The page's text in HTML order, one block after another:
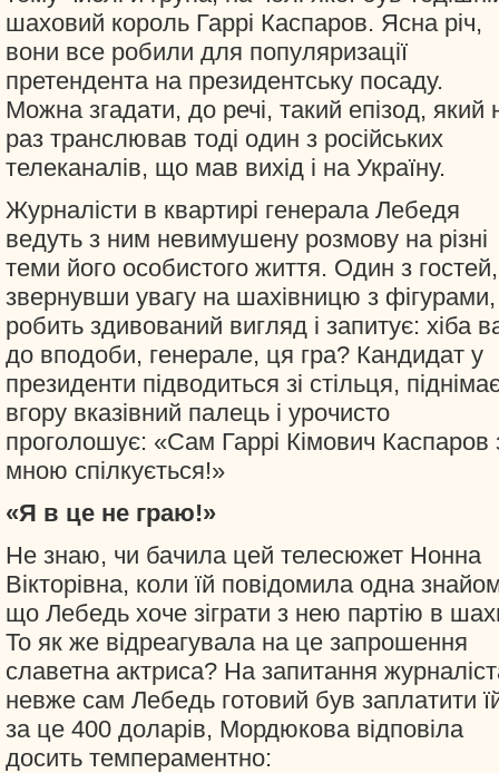
шаховий король Гаррі Каспаров. Ясна річ,
вони все робили для популяризації
претендента на президентську посаду.
Можна згадати, до речі, такий епізод, який
раз транслював тоді один з російських
телеканалів, що мав вихід і на Україну.
Журналісти в квартирі генерала Лебедя
ведуть з ним невимушену розмову на різні
теми його особистого життя. Один з гостей,
звернувши увагу на шахівницю з фігурами,
робить здивований вигляд і запитує: хіба
до вподоби, генерале, ця гра? Кандидат у
президенти підводиться зі стільця,
вгору вказівний палець і урочисто
проголошує: «Сам Гаррі Кімович Каспаров
мною спілкується!»
«Я в це не граю!»
Не знаю, чи бачила цей телесюжет Нонна
Вікторівна, коли їй повідомила одна
що Лебедь хоче зіграти з нею партію в
То як же відреагувала на це запрошення
славетна актриса? На запитання
невже сам Лебедь готовий був заплатити
за це 400 доларів, Мордюкова відповіла
досить темпераментно: